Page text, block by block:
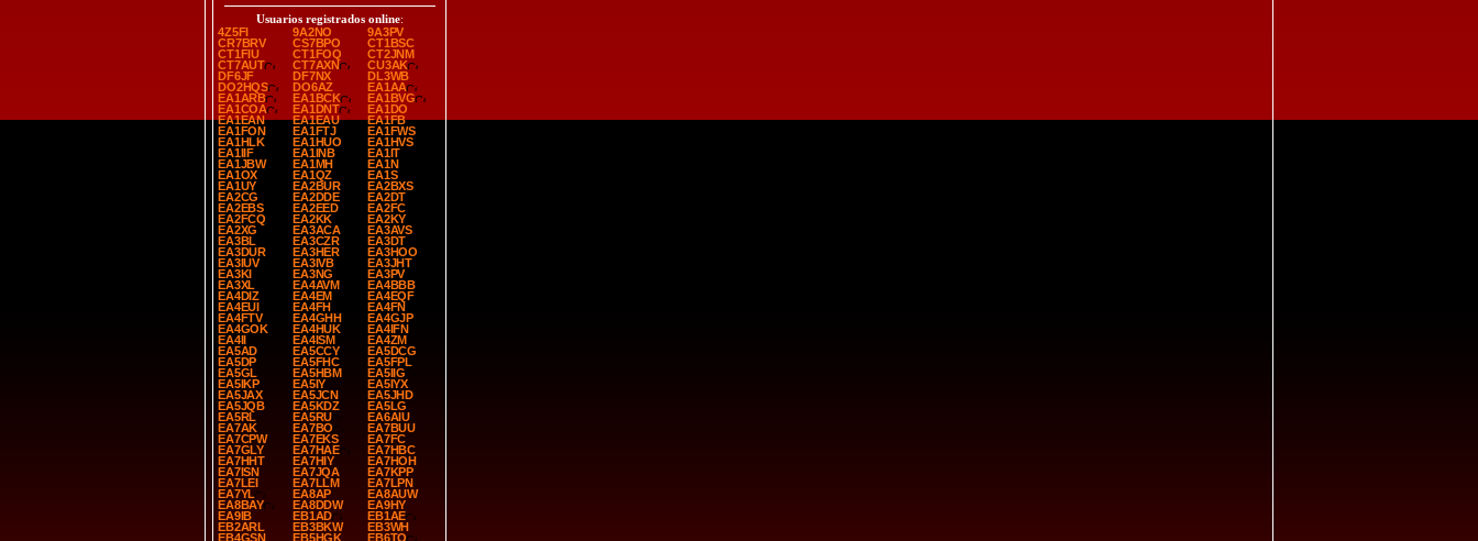
Usuarios registrados online:
4Z5FI
9A2NO
9A3PV
CR7BRV
CS7BPO
CT1BSC
CT1FIU
CT1FOQ
CT2JNM
CT7AUT
CT7AXN
CU3AK
DF6JF
DF7NX
DL3WB
DO2HQS
DO6AZ
EA1AA
EA1ARB
EA1BCK
EA1BVG
EA1COA
EA1DNT
EA1DO
EA1EAN
EA1EAU
EA1FB
EA1FON
EA1FTJ
EA1FWS
EA1HLK
EA1HUO
EA1HVS
EA1IIF
EA1INB
EA1IT
EA1JBW
EA1MH
EA1N
EA1OX
EA1QZ
EA1S
EA1UY
EA2BUR
EA2BXS
EA2CG
EA2DDE
EA2DT
EA2EBS
EA2EED
EA2FC
EA2FCQ
EA2KK
EA2KY
EA2XG
EA3ACA
EA3AVS
EA3BL
EA3CZR
EA3DT
EA3DUR
EA3HER
EA3HOO
EA3IUV
EA3IVB
EA3JHT
EA3KI
EA3NG
EA3PV
EA3XL
EA4AVM
EA4BBB
EA4DIZ
EA4EM
EA4EQF
EA4EUI
EA4FH
EA4FN
EA4FTV
EA4GHH
EA4GJP
EA4GOK
EA4HUK
EA4IFN
EA4II
EA4ISM
EA4ZM
EA5AD
EA5CCY
EA5DCG
EA5DP
EA5FHC
EA5FPL
EA5GL
EA5HBM
EA5IIG
EA5IKP
EA5IY
EA5IYX
EA5JAX
EA5JCN
EA5JHD
EA5JQB
EA5KDZ
EA5LG
EA5RL
EA5RU
EA6AIU
EA7AK
EA7BO
EA7BUU
EA7CPW
EA7EKS
EA7FC
EA7GLY
EA7HAE
EA7HBC
EA7HHT
EA7HIY
EA7HOH
EA7ISN
EA7JQA
EA7KPP
EA7LEI
EA7LLM
EA7LPN
EA7YL
EA8AP
EA8AUW
EA8BAY
EA8DDW
EA9HY
EA9IB
EB1AD
EB1AE
EB2ARL
EB3BKW
EB3WH
EB4GSN
EB5HGK
EB6TO